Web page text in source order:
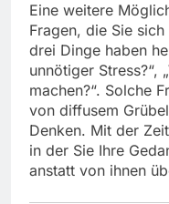
Eine weitere
Fragen, die Sie
drei Dinge haben
unnötiger Stress?“,
machen?“. Solche
von diffusem
Denken. Mit der
in der Sie Ihre
anstatt von ihnen